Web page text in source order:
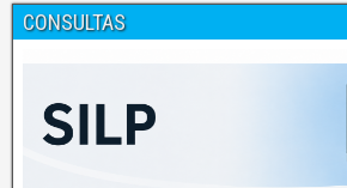
CONSULTAS